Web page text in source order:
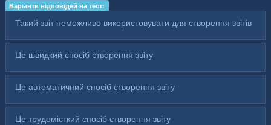
Варіанти відповідей на тест:
Такий звіт неможливо використовувати для створення звітів
Це швидкий спосіб створення звіту
Це автоматичний спосіб створення звіту
Це трудомісткий спосіб створення звіту